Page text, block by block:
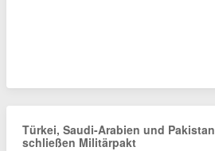
Türkei, Saudi-Arabien und Pakistan
schließen Militärpakt